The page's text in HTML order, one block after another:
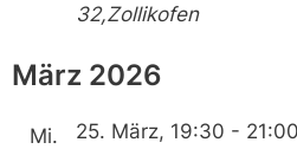
32,Zollikofen
März 2026
Mi.
25. März, 19:30 - 21:00